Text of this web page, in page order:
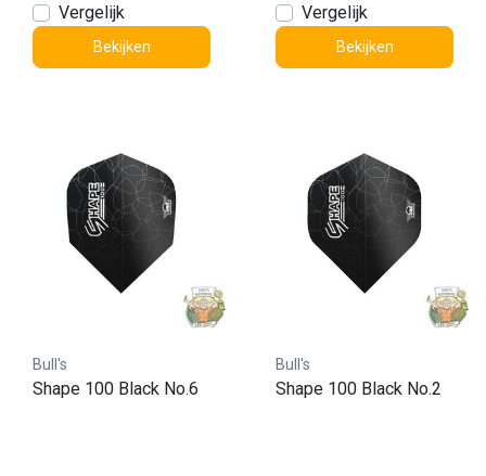
Vergelijk
Bekijken
Vergelijk
Bekijken
Bull's
Shape 100 Black No.6
Bull's
Shape 100 Black No.2